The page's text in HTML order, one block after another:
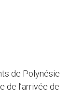
de Polynésie
de l’arrivée de